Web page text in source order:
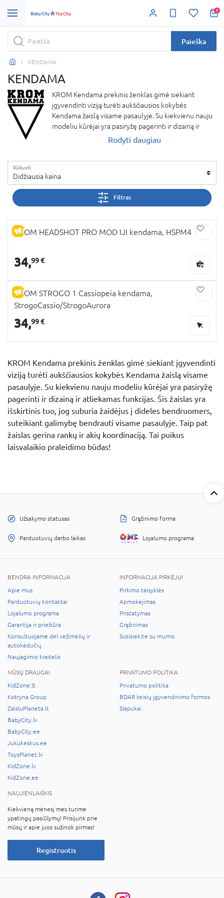
0
Paieška
KENDAMA
KENDAMA
KROM Kendama prekinis ženklas gimė siekiant
įgyvendinti viziją turėti aukščiausios kokybės
Kendama žaislą visame pasaulyje. Su kiekvienu nauju
modeliu kūrėjai yra pasiryžę pagerinti ir dizainą ir
atliekamas funkcijas. Šis žaislas yra išskirtinis tuo, jog
praleidimo būdas!
Rodyti daugiau
Rūšiuoti
Didžiausia kaina
Filtras
IŠPARDAVIMAS
KROM HEADSHOT PRO MOD IJI kendama, HSPM4
34,99 €
IŠPARDAVIMAS
KROM STROGO 1 Cassiopeia kendama,
StrogoCassio/StrogoAurora
34,99 €
KROM Kendama prekinis ženklas gimė siekiant įgyvendinti
viziją turėti aukščiausios kokybės Kendama žaislą visame
pasaulyje. Su kiekvienu nauju modeliu kūrėjai yra pasiryžę
pagerinti ir dizainą ir atliekamas funkcijas. Šis žaislas yra
išskirtinis tuo, jog suburia žaidėjus į dideles bendruomers,
suteikiant galimybę bendrauti visame pasaulyje. Taip pat
žaislas gerina rankų ir akių koordinaciją. Tai puikus
laisvalaikio praleidimo būdas!
Užsakymo statusas Grąžinimo forma
Parduotuvių darbo laikas Lojalumo programa
BENDRA INFORMACIJA
Apie mus
Parduotuvių kontaktai
Lojalumo programa
Garantija ir priežiūra
Konsultuojame dėl vežimėlių ir
autokėdučių
Naujagimio kraitelis
INFORMACIJA PIRKĖJUI
Pirkimo taisyklės
Apmokėjimas
Pristatymas
Grąžinimas
Susisiekite su mumis
MŪSŲ DRAUGAI
KidZone.lt
Kotryna Group
ZaisluPlaneta.lt
BabyCity.lv
BabyCity.ee
Jukukeskus.ee
ToysPlanet.lv
KidZone.lv
KidZone.ee
PRIVATUMO POLITIKA
Privatumo politika
BDAR teisių įgyvendinimo formos
Slapukai
NAUJIENLAIŠKIS
Kiekvieną mėnesį mes turime
ypatingų pasiūlymų! Prisijunk prie
mūsų ir apie juos sužinok pirmas!
Registruotis